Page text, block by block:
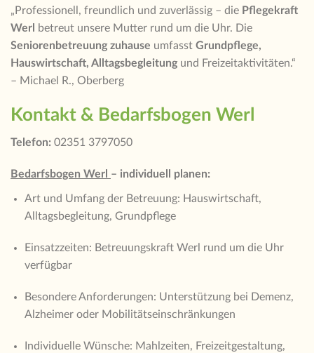
„Professionell, freundlich und zuverlässig – die Pflegekraft
Werl
betreut unsere Mutter rund um die Uhr. Die
Seniorenbetreuung zuhause umfasst Grundpflege,
Hauswirtschaft, Alltagsbegleitung und Freizeitaktivitäten.“
– Michael R., Oberberg
Kontakt & Bedarfsbogen Werl
Telefon: 02351 3797050
Bedarfsbogen Werl – individuell planen:
Art und Umfang der Betreuung: Hauswirtschaft,
Alltagsbegleitung, Grundpflege
Einsatzzeiten: Betreuungskraft Werl rund um die Uhr
verfügbar
Besondere Anforderungen: Unterstützung bei Demenz,
Alzheimer oder Mobilitätseinschränkungen
Individuelle Wünsche: Mahlzeiten, Freizeitgestaltung,